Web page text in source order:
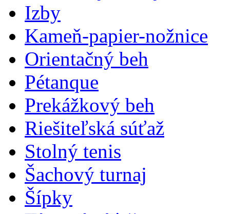
Izby
Kameň-papier-nožnice
Orientačný beh
Pétanque
Prekážkový beh
Riešiteľská súťaž
Stolný tenis
Šachový turnaj
Šípky